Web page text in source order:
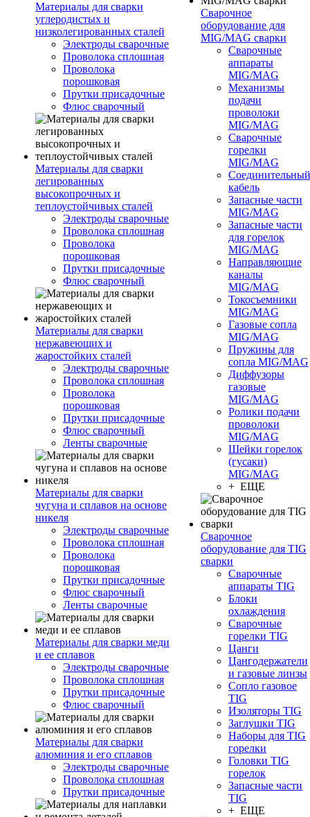
Материалы для сварки
углеродистых и
низколегированных сталей
Электроды сварочные
Проволока сплошная
Проволока
порошковая
Прутки присадочные
Флюс сварочный
Материалы для сварки
легированных
высокопрочных и
теплоустойчивых сталей
Электроды сварочные
Проволока сплошная
Проволока
порошковая
Прутки присадочные
Флюс сварочный
Материалы для сварки
нержавеющих и
жаростойких сталей
Электроды сварочные
Проволока сплошная
Проволока
порошковая
Прутки присадочные
Флюс сварочный
Ленты сварочные
Материалы для сварки
чугуна и сплавов на основе
никеля
Электроды сварочные
Проволока сплошная
Проволока
порошковая
Прутки присадочные
Флюс сварочный
Ленты сварочные
Материалы для сварки меди
и ее сплавов
Электроды сварочные
Проволока сплошная
Прутки присадочные
Флюс сварочный
Материалы для сварки
алюминия и его сплавов
Электроды сварочные
Проволока сплошная
Прутки присадочные
Сварочное
оборудование для
MIG/MAG сварки
Сварочные
аппараты
MIG/MAG
Механизмы
подачи
проволоки
MIG/MAG
Сварочные
горелки
MIG/MAG
Соединительный
кабель
Запасные части
MIG/MAG
Запасные части
для горелок
MIG/MAG
Направляющие
каналы
MIG/MAG
Токосъемники
MIG/MAG
Газовые сопла
MIG/MAG
Пружины для
сопла MIG/MAG
Диффузоры
газовые
MIG/MAG
Ролики подачи
проволоки
MIG/MAG
Шейки горелок
(гусаки)
MIG/MAG
+ ЕЩЕ
Сварочное
оборудование для TIG
сварки
Сварочные
аппараты TIG
Блоки
охлаждения
Сварочные
горелки TIG
Цанги
Цангодержатели
и газовые линзы
Сопло газовое
TIG
Изоляторы TIG
Заглушки TIG
Наборы для TIG
горелки
Головки TIG
горелок
Запасные части
TIG
+ ЕЩЕ